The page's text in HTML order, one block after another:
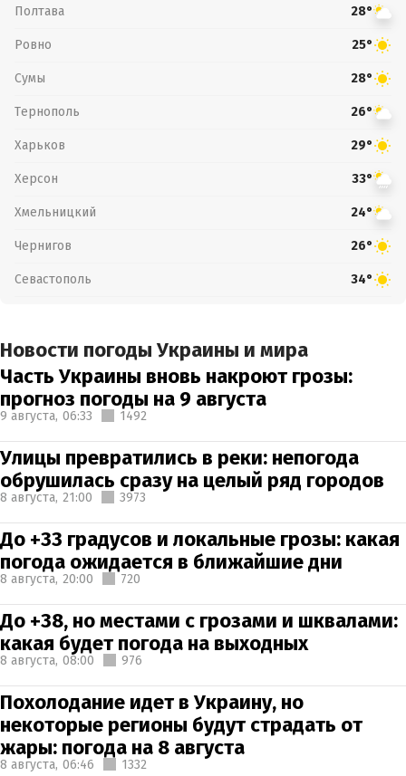
Полтава 28°
Ровно 25°
Сумы 28°
Тернополь 26°
Харьков 29°
Херсон 33°
Хмельницкий 24°
Чернигов 26°
Севастополь 34°
Новости погоды Украины и мира
Часть Украины вновь накроют грозы:
прогноз погоды на 9 августа
9 августа, 06:33 1492
Улицы превратились в реки: непогода
обрушилась сразу на целый ряд городов
8 августа, 21:00 3973
До +33 градусов и локальные грозы: какая
погода ожидается в ближайшие дни
8 августа, 20:00 720
До +38, но местами с грозами и шквалами:
какая будет погода на выходных
8 августа, 08:00 976
Похолодание идет в Украину, но
некоторые регионы будут страдать от
жары: погода на 8 августа
8 августа, 06:46 1332